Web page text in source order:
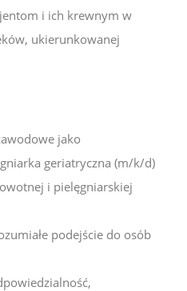
i ich krewnym w
ukierunkowanej
jako
geriatryczna (m/k/d)
i pielęgniarskiej
podejście do osób